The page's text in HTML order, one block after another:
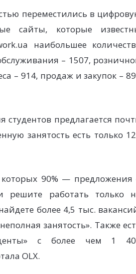
переместились в
сайты, которые
наибольшее
– 1507,
– 914, продаж и закупок –
предлагается
занятость есть только
90% — предложения
решите работать только
более 4,5 тыс.
занятость». Также
с более чем 1
OLX.